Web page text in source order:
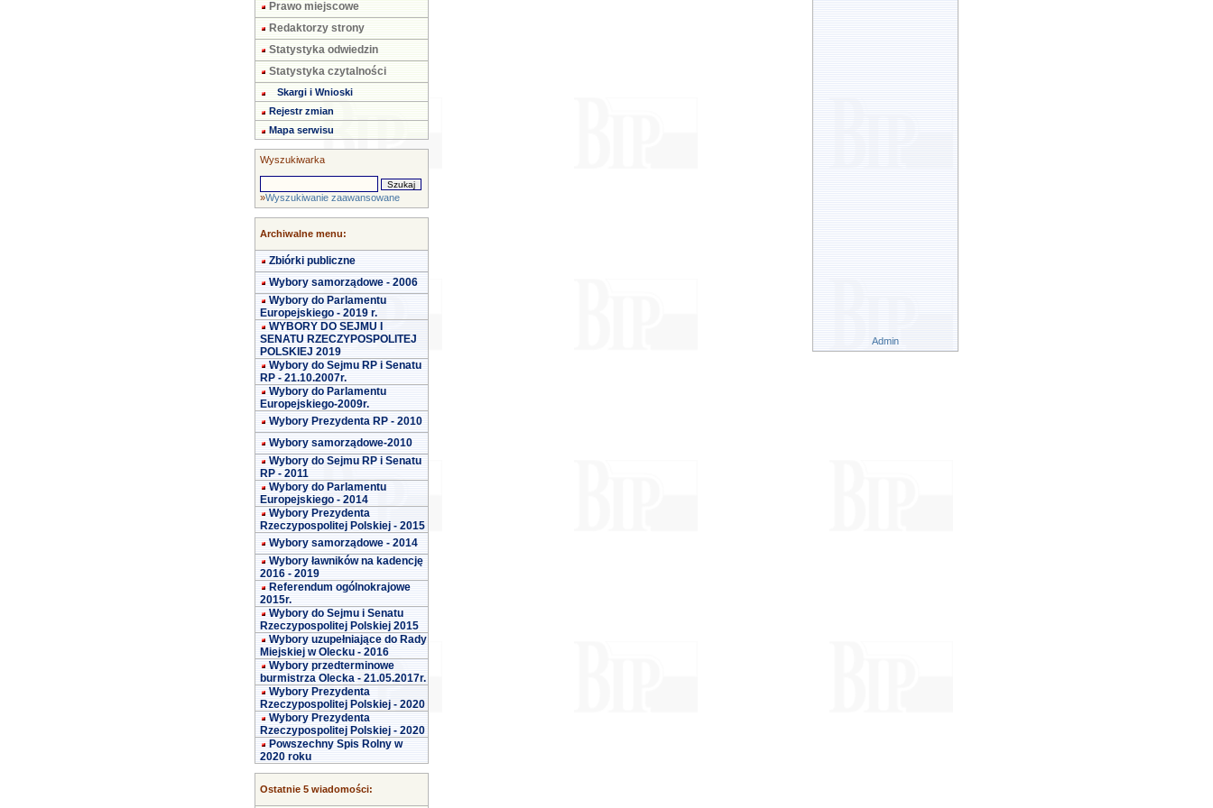
Prawo miejscowe
Redaktorzy strony
Statystyka odwiedzin
Statystyka czytalności
Skargi i Wnioski
Rejestr zmian
Mapa serwisu
Wyszukiwarka
»Wyszukiwanie zaawansowane
Archiwalne menu:
Zbiórki publiczne
Wybory samorządowe - 2006
Wybory do Parlamentu
Europejskiego - 2019 r.
WYBORY DO SEJMU I
SENATU RZECZYPOSPOLITEJ
POLSKIEJ 2019
Wybory do Sejmu RP i Senatu
RP - 21.10.2007r.
Wybory do Parlamentu
Europejskiego-2009r.
Wybory Prezydenta RP - 2010
Wybory samorządowe-2010
Wybory do Sejmu RP i Senatu
RP - 2011
Wybory do Parlamentu
Europejskiego - 2014
Wybory Prezydenta
Rzeczypospolitej Polskiej - 2015
Wybory samorządowe - 2014
Wybory ławników na kadencję
2016 - 2019
Referendum ogólnokrajowe
2015r.
Wybory do Sejmu i Senatu
Rzeczypospolitej Polskiej 2015
Wybory uzupełniające do Rady
Miejskiej w Olecku - 2016
Wybory przedterminowe
burmistrza Olecka - 21.05.2017r.
Wybory Prezydenta
Rzeczypospolitej Polskiej - 2020
Wybory Prezydenta
Rzeczypospolitej Polskiej - 2020
Powszechny Spis Rolny w
2020 roku
Ostatnie 5 wiadomości:
Admin